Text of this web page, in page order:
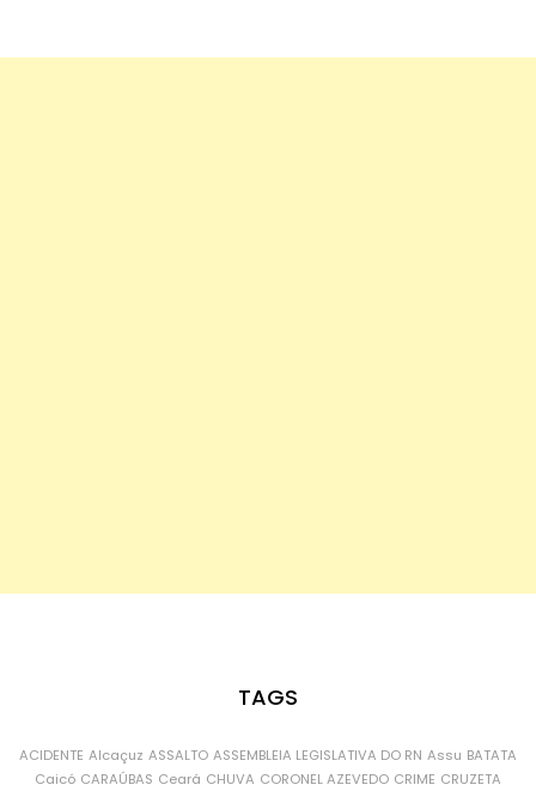
TAGS
ACIDENTE Alcaçuz ASSALTO ASSEMBLEIA LEGISLATIVA DO RN Assu BATATA
Caicó CARAÚBAS Ceará CHUVA CORONEL AZEVEDO CRIME CRUZETA